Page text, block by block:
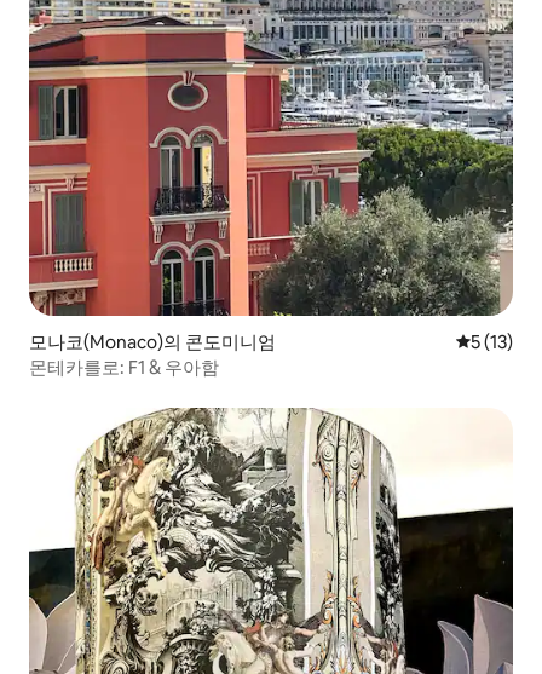
모나코(Monaco)의 콘도미니엄 평점 5점
5 (13)
몬테카를로: F1 & 우아함